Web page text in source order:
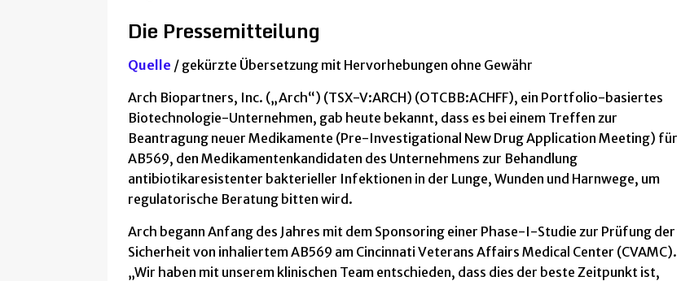
[ 8. Juni 2026 ] Laborbefunde und Behandlungsakte anfordern
Die Pressemitteilung
Quelle / gekürzte Übersetzung mit Hervorhebungen ohne Gewähr
Arch Biopartners, Inc. („Arch“) (TSX-V:ARCH) (OTCBB:ACHFF), ein Portfolio-basiertes
Biotechnologie-Unternehmen, gab heute bekannt, dass es bei einem Treffen zur
Beantragung neuer Medikamente (Pre-Investigational New Drug Application Meeting) für
AB569, den Medikamentenkandidaten des Unternehmens zur Behandlung
antibiotikaresistenter bakterieller Infektionen in der Lunge, Wunden und Harnwege, um
regulatorische Beratung bitten wird.
Arch begann Anfang des Jahres mit dem Sponsoring einer Phase-I-Studie zur Prüfung der
Sicherheit von inhaliertem AB569 am Cincinnati Veterans Affairs Medical Center (CVAMC).
„Wir haben mit unserem klinischen Team entschieden, dass dies der beste Zeitpunkt ist,
NCT (N-Chlortaurin): Mein
Mukoviszidose-Behandlung